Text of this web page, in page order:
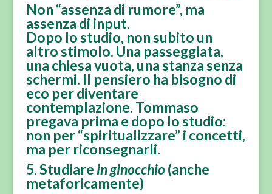
Non “assenza di rumore”, ma
assenza di input.
Dopo lo studio, non subito un
altro stimolo. Una passeggiata,
una chiesa vuota, una stanza senza
schermi. Il pensiero ha bisogno di
eco per diventare
contemplazione. Tommaso
pregava prima e dopo lo studio:
non per “spiritualizzare” i concetti,
ma per riconsegnarli.
5. Studiare in ginocchio(anche
metaforicamente)